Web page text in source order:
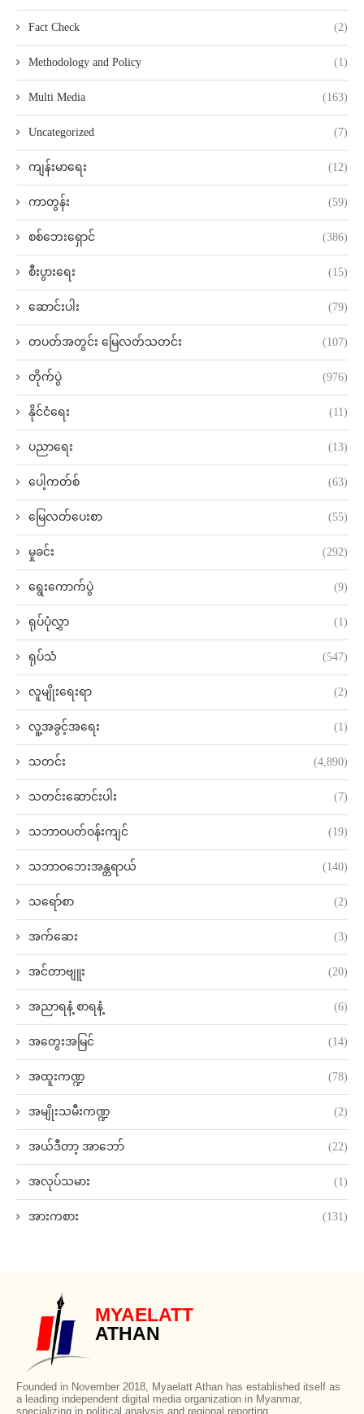
Fact Check (2)
Methodology and Policy (1)
Multi Media (163)
Uncategorized (7)
ကျန်းမာရေး (12)
ကာတွန်း (59)
စစ်ဘေးရှောင် (386)
စီးပွားရေး (15)
ဆောင်းပါး (79)
တပတ်အတွင်း မြေလတ်သတင်း (107)
တိုက်ပွဲ (976)
နိုင်ငံရေး (11)
ပညာရေး (13)
ပေါ့ကတ်စ် (63)
မြေလတ်ပေးစာ (55)
မှုခင်း (292)
ရွေးကောက်ပွဲ (9)
ရုပ်ပုံလွှာ (1)
ရုပ်သံ (547)
လူမျိုးရေးရာ (2)
လူ့အခွင့်အရေး (1)
သတင်း (4,890)
သတင်းဆောင်းပါး (7)
သဘာဝပတ်ဝန်းကျင် (19)
သဘာဝဘေးအန္တရာယ် (140)
သရော်စာ (2)
အက်ဆေး (3)
အင်တာဗျူး (20)
အညာရနံ့ စာရနံ့ (6)
အတွေးအမြင် (14)
အထူးကဏ္ဍ (78)
အမျိုးသမီးကဏ္ဍ (2)
အယ်ဒီတာ့ အာဘော် (22)
အလုပ်သမား (1)
အားကစား (131)
MYAELATT
ATHAN
Founded in November 2018, Myaelatt Athan has established itself as
a leading independent digital media organization in Myanmar,
specializing in political analysis and regional reporting.